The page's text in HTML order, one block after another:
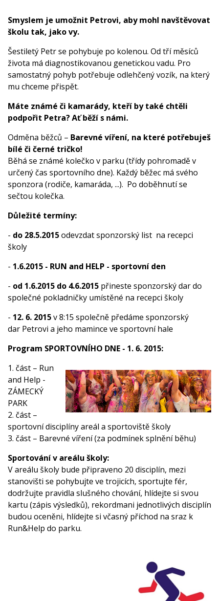
Smyslem je umožnit Petrovi, aby mohl navštěvovat
školu tak, jako vy.
Šestiletý Petr se pohybuje po kolenou. Od tří měsíců
života má diagnostikovanou genetickou vadu. Pro
samostatný pohyb potřebuje odlehčený vozík, na který
mu chceme přispět.
Máte známé či kamarády, kteří by také chtěli
podpořit Petra? Ať běží s námi.
Odměna běžců – Barevné víření, na které potřebuješ
bílé či černé tričko!
Běhá se známé kolečko v parku (třídy pohromadě v
určený čas sportovního dne). Každý běžec má svého
sponzora (rodiče, kamaráda, ...). Po doběhnutí se
sečtou kolečka.
Důležité termíny:
- do 28.5.2015odevzdat sponzorský list na recepci
školy
- 1.6.2015 - RUN and HELP - sportovní den
- od 1.6.2015 do 4.6.2015 přineste sponzorský dar do
společné pokladničky umístěné na recepci školy
- 12. 6. 2015v 8:15 společně předáme sponzorský
dar Petrovi a jeho mamince ve sportovní hale
Program SPORTOVNÍHO DNE - 1. 6. 2015:
1. část – Run
and Help -
ZÁMECKÝ
PARK
2. část –
sportovní disciplíny areál a sportoviště školy
3. část – Barevné víření (za podmínek splnění běhu)
Sportování v areálu školy:
V areálu školy bude připraveno 20 disciplín, mezi
stanovišti se pohybujte ve trojicích, sportujte fér,
dodržujte pravidla slušného chování, hlídejte si svou
kartu (zápis výsledků), rekordmani jednotlivých disciplín
budou oceněni, hlídejte si včasný příchod na sraz k
Run&Help do parku.